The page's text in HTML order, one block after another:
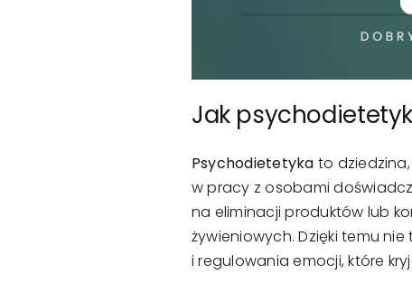
Jak
Psychodietetyka to
w pracy z osobami
na eliminacji produktów lub
żywieniowych. Dzięki temu
i regulowania emocji, które